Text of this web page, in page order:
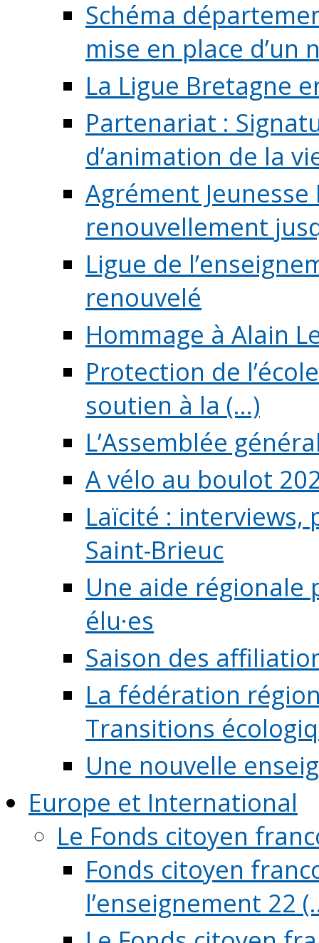
Schéma
mise en place d’un
La Ligue Bretagne
Partenariat :
d’animation de la
Agrément
renouvellement
Ligue de
renouvelé
Hommage à Alain
Protection de
soutien à la (...)
L’Assemblée
A vélo au boulot
Laïcité :
Saint-Brieuc
Une aide régionale
élu·es
Saison des
La fédération
Transitions
Une nouvelle
Europe et International
Le Fonds citoyen
Fonds citoyen
l’enseignement 22